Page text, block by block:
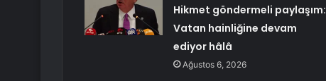
Hikmet göndermeli paylaşım:
Vatan hainliğine devam
ediyor hâlâ
Ağustos 6, 2026